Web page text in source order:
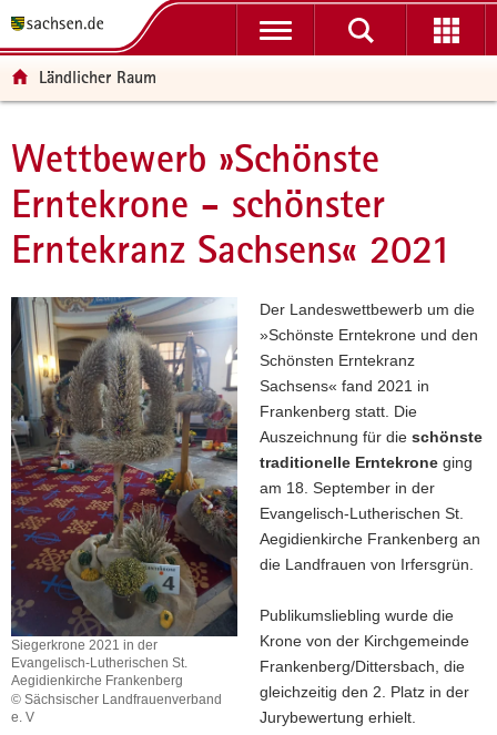
t
ü
b
e
r
g
e
i
f
e
n
d
e
N
a
v
g
t
i
o
n
t
n
a
v
i
g
t
i
o
n
p
n
h
a
l
t
t
-
B
e
r
e
c
h
Ländlicher Raum
Hauptinhalt
Wettbewerb »Schönste
Erntekrone - schönster
Erntekranz Sachsens« 2021
Siegerkrone 2021 in der
Evangelisch-Lutherischen St.
Aegidienkirche Frankenberg
© Sächsischer Landfrauenverband
e. V
Der Landeswettbewerb um die
»Schönste Erntekrone und den
Schönsten Erntekranz
Sachsens« fand 2021 in
Frankenberg statt. Die
Auszeichnung für die schönste
traditionelle Erntekrone ging
am 18. September in der
Evangelisch-Lutherischen St.
Aegidienkirche Frankenberg an
die Landfrauen von Irfersgrün.
Publikumsliebling wurde die
Krone von der Kirchgemeinde
Frankenberg/Dittersbach, die
gleichzeitig den 2. Platz in der
Jurybewertung erhielt.